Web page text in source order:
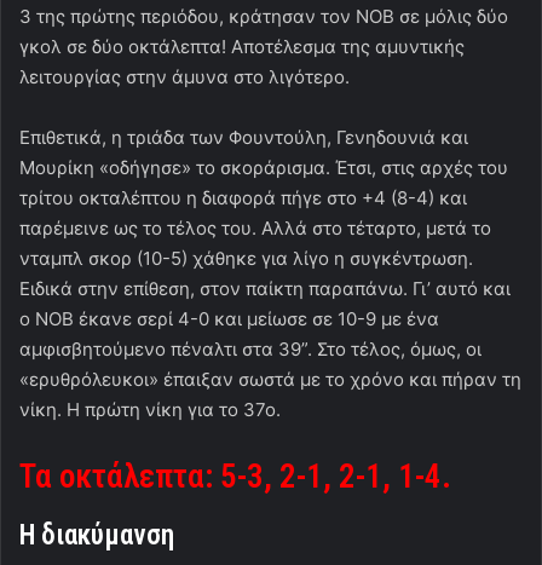
3 της πρώτης περιόδου, κράτησαν τον ΝΟΒ σε μόλις δύο
γκολ σε δύο οκτάλεπτα! Αποτέλεσμα της αμυντικής
λειτουργίας στην άμυνα στο λιγότερο.
Επιθετικά, η τριάδα των Φουντούλη, Γενηδουνιά και
Μουρίκη «οδήγησε» το σκοράρισμα. Έτσι, στις αρχές του
τρίτου οκταλέπτου η διαφορά πήγε στο +4 (8-4) και
παρέμεινε ως το τέλος του. Αλλά στο τέταρτο, μετά το
νταμπλ σκορ (10-5) χάθηκε για λίγο η συγκέντρωση.
Ειδικά στην επίθεση, στον παίκτη παραπάνω. Γι’ αυτό και
ο ΝΟΒ έκανε σερί 4-0 και μείωσε σε 10-9 με ένα
αμφισβητούμενο πέναλτι στα 39”. Στο τέλος, όμως, οι
«ερυθρόλευκοι» έπαιξαν σωστά με το χρόνο και πήραν τη
νίκη. Η πρώτη νίκη για το 37ο.
Τα οκτάλεπτα: 5-3, 2-1, 2-1, 1-4.
Η διακύμανση